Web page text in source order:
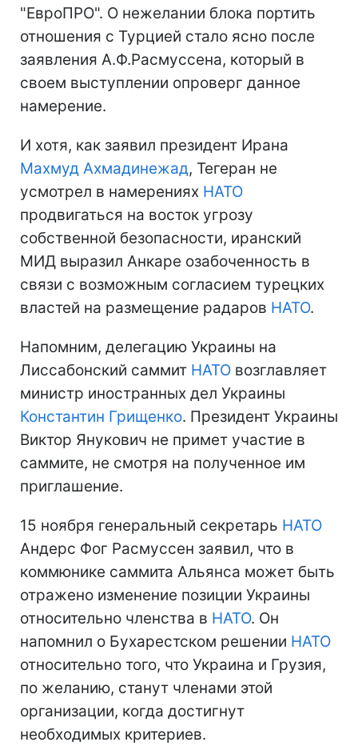
"ЕвроПРО". О нежелании блока портить
отношения с Турцией стало ясно после
заявления А.Ф.Расмуссена, который в
своем выступлении опроверг данное
намерение.
И хотя, как заявил президент Ирана
Махмуд Ахмадинежад, Тегеран не
усмотрел в намерениях НАТО
продвигаться на восток угрозу
собственной безопасности, иранский
МИД выразил Анкаре озабоченность в
связи с возможным согласием турецких
властей на размещение радаров НАТО.
Напомним, делегацию Украины на
Лиссабонский саммит НАТО возглавляет
министр иностранных дел Украины
Константин Грищенко. Президент Украины
Виктор Янукович не примет участие в
саммите, не смотря на полученное им
приглашение.
15 ноября генеральный секретарь НАТО
Андерс Фог Расмуссен заявил, что в
коммюнике саммита Альянса может быть
отражено изменение позиции Украины
относительно членства в НАТО. Он
напомнил о Бухарестском решении НАТО
относительно того, что Украина и Грузия,
по желанию, станут членами этой
организации, когда достигнут
необходимых критериев.